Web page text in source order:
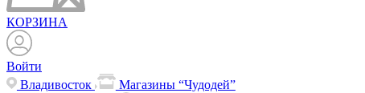
КОРЗИНА
Войти
Владивосток
Магазины “Чудодей”